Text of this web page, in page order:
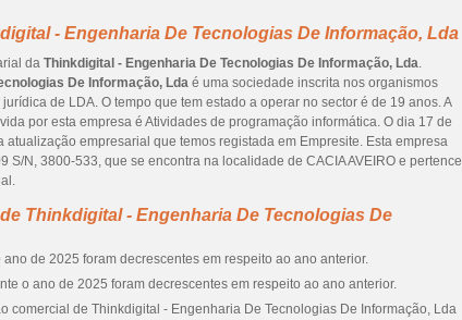
- Engenharia De Tecnologias De Informação, Lda
da Thinkdigital - Engenharia De Tecnologias De Informação, Lda.
De Informação, Lda é uma sociedade inscrita nos organismos
de LDA. O tempo que tem estado a operar no sector é de 19 anos. A
por esta empresa é Atividades de programação informática. O dia 17 de
atualização empresarial que temos registada em Empresite. Esta empresa
S/N, 3800-533, que se encontra na localidade de CACIA AVEIRO e pertence
Thinkdigital - Engenharia De Tecnologias De
de 2025 foram decrescentes em respeito ao ano anterior.
o ano de 2025 foram decrescentes em respeito ao ano anterior.
comercial de Thinkdigital - Engenharia De Tecnologias De Informação, Lda